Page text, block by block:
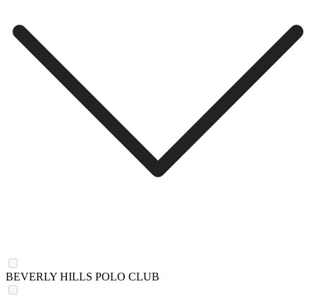
BEVERLY HILLS POLO CLUB